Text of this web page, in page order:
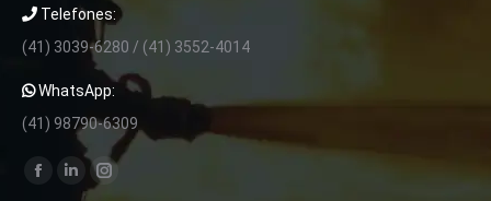
Telefones:
(41) 3039-6280 / (41) 3552-4014
WhatsApp:
(41) 98790-6309
Encontre-nos em:
Facebook
LinkedinInstagram